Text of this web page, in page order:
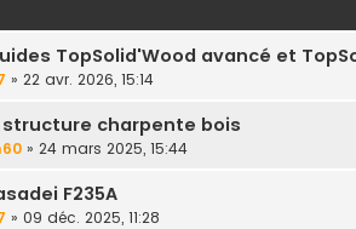
TopSolid'Wood avancé et
» 22 avr. 2026, 15:14
structure charpente bois
» 24 mars 2025, 15:44
F235A
» 09 déc. 2025, 11:28